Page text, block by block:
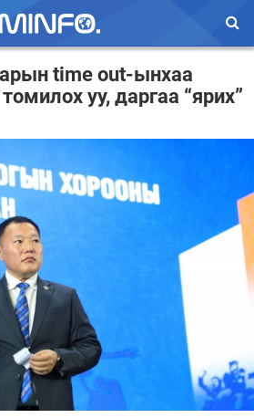
time out-ынхаа
уу, даргаа “ярих”